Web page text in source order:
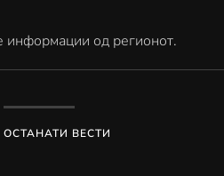
информации од регионот.
ОСТАНАТИ ВЕСТИ